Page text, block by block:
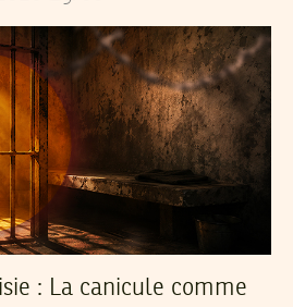
: La canicule comme